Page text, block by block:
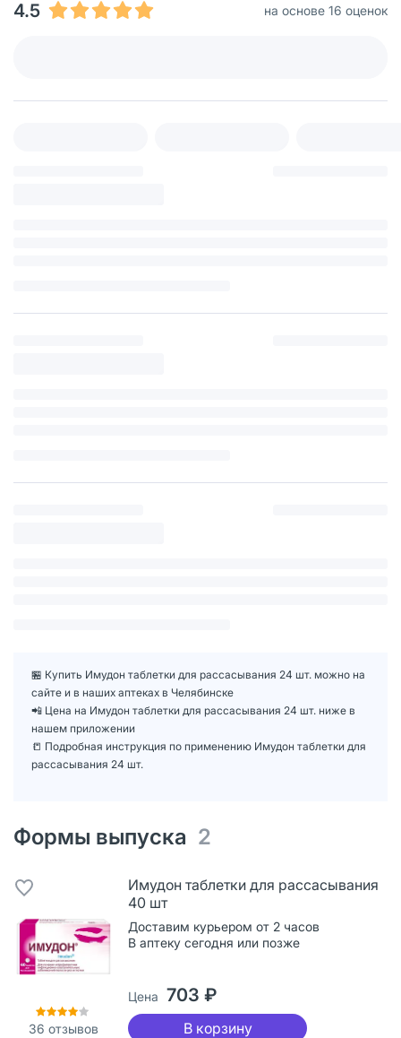
4.5 на основе 16 оценок
🏪 Купить Имудон таблетки для рассасывания 24 шт. можно на
сайте и в наших аптеках в Челябинске
📲 Цена на Имудон таблетки для рассасывания 24 шт. ниже в
нашем приложении
📒 Подробная инструкция по применению Имудон таблетки для
рассасывания 24 шт.
Формы выпуска 2
36 отзывов
Имудон таблетки для рассасывания
40 шт
Доставим курьером от 2 часов
В аптеку сегодня или позже
Цена 703 ₽
В корзину